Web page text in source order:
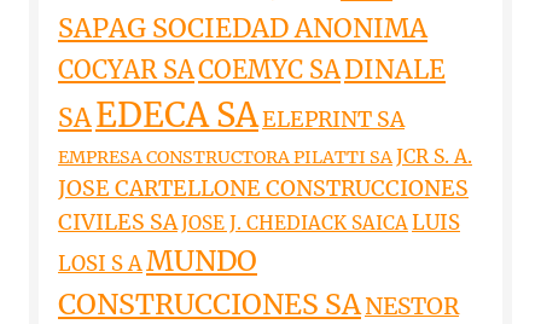
SAPAG SOCIEDAD ANONIMA
COCYAR SACOEMYC SADINALE
SAEDECA SAELEPRINT SA
EMPRESA CONSTRUCTORA PILATTI SAJCR S. A.
JOSE CARTELLONE CONSTRUCCIONES
CIVILES SAJOSE J. CHEDIACK SAICALUIS
LOSI S AMUNDO
CONSTRUCCIONES SANESTOR